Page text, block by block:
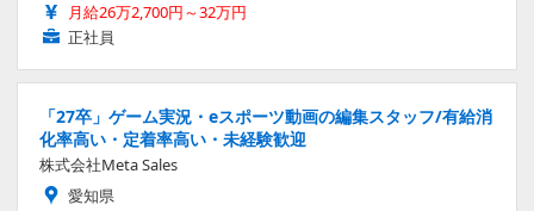
月給26万2,700円～32万円
正社員
「27卒」ゲーム実況・eスポーツ動画の編集スタッフ/有給消
化率高い・定着率高い・未経験歓迎
株式会社Meta Sales
愛知県